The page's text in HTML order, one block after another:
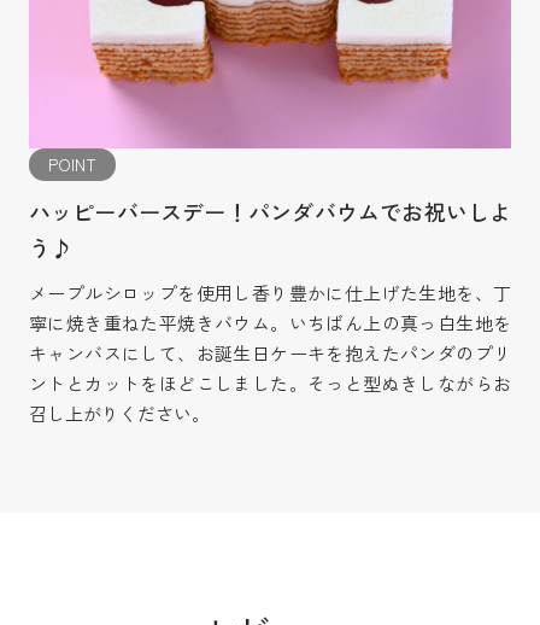
POINT
ハッピーバースデー！パンダバウムでお祝いしよ
う♪
メープルシロップを使用し香り豊かに仕上げた生地を、丁
寧に焼き重ねた平焼きバウム。いちばん上の真っ白生地を
キャンバスにして、お誕生日ケーキを抱えたパンダのプリ
ントとカットをほどこしました。そっと型ぬきしながらお
召し上がりください。